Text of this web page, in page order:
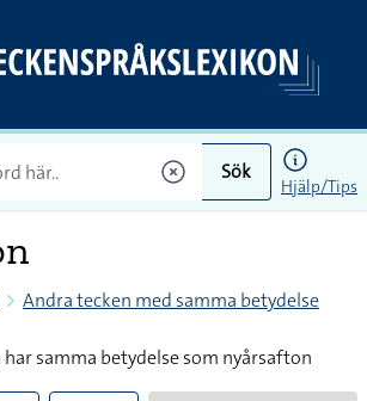
Sök
Hjälp/Tips
Andra tecken med samma betydelse
har samma betydelse som nyårsafton